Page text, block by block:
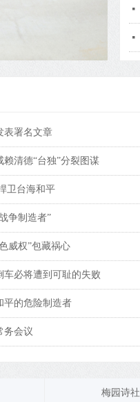
表署名文章
清德“台独”分裂图谋
卫台海和平
争制造者”
威权”包藏祸心
车必将遭到可耻的失败
平的危险制造者
务会议
넷
넷
梅园诗社